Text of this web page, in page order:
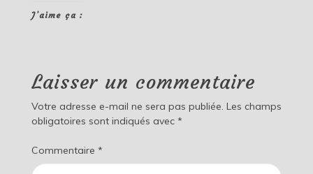
J’aime ça :
Laisser un commentaire
Votre adresse e-mail ne sera pas publiée. Les champs
obligatoires sont indiqués avec *
Commentaire *